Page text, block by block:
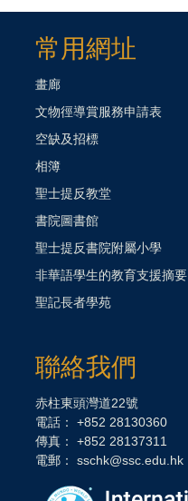
常用網址
畫廊
文物徑導賞服務申請表
空缺及招標
相簿
聖士提反教堂
書院圖書館
聖士提反書院附屬小學
非華語學生的教育支援摘要
聖記長者學苑
聯絡我們
赤柱東頭灣道22號
電話： +852 28130360
傳真： +852 28137311
電郵： sschk@ssc.edu.hk